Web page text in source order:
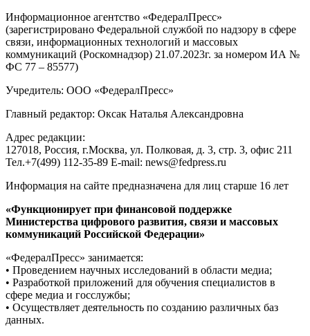
Информационное агентство «ФедералПресс»
(зарегистрировано Федеральной службой по надзору в сфере
связи, информационных технологий и массовых
коммуникаций (Роскомнадзор) 21.07.2023г. за номером ИА №
ФС 77 – 85577)
Учредитель: ООО «ФедералПресс»
Главный редактор: Оксак Наталья Александровна
Адрес редакции:
127018, Россия, г.Москва, ул. Полковая, д. 3, стр. 3, офис 211
Тел.+7(499) 112-35-89 E-mail: news@fedpress.ru
Информация на сайте предназначена для лиц старше 16 лет
«Функционирует при финансовой поддержке
Министерства цифрового развития, связи и массовых
коммуникаций Российской Федерации»
«ФедералПресс» занимается:
• Проведением научных исследований в области медиа;
• Разработкой приложений для обучения специалистов в
сфере медиа и госслужбы;
• Осуществляет деятельность по созданию различных баз
данных.